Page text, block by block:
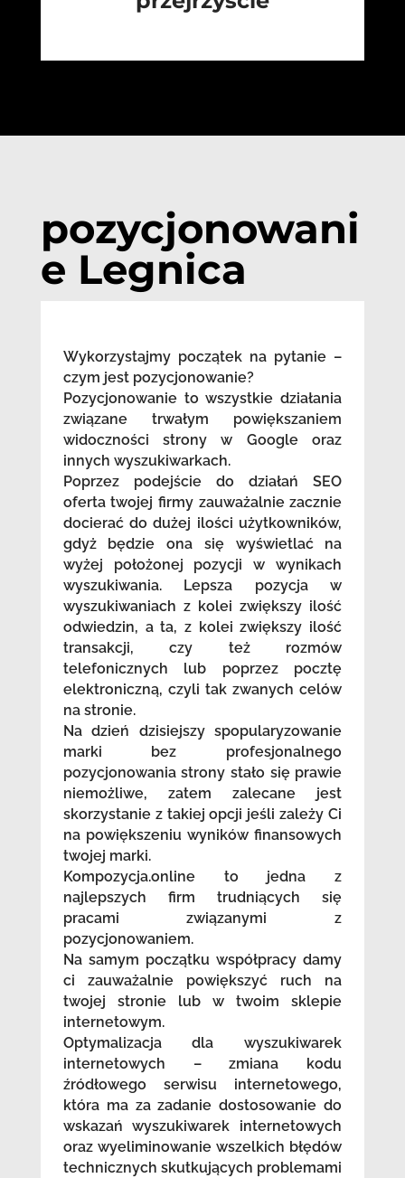
pozycjonowani
e Legnica
Wykorzystajmy początek na pytanie –
czym jest pozycjonowanie?
Pozycjonowanie to wszystkie działania
związane trwałym powiększaniem
widoczności strony w Google oraz
innych wyszukiwarkach.
Poprzez podejście do działań SEO
oferta twojej firmy zauważalnie zacznie
docierać do dużej ilości użytkowników,
gdyż będzie ona się wyświetlać na
wyżej położonej pozycji w wynikach
wyszukiwania. Lepsza pozycja w
wyszukiwaniach z kolei zwiększy ilość
odwiedzin, a ta, z kolei zwiększy ilość
transakcji, czy też rozmów
telefonicznych lub poprzez pocztę
elektroniczną, czyli tak zwanych celów
na stronie.
Na dzień dzisiejszy spopularyzowanie
marki bez profesjonalnego
pozycjonowania strony stało się prawie
niemożliwe, zatem zalecane jest
skorzystanie z takiej opcji jeśli zależy Ci
na powiększeniu wyników finansowych
twojej marki.
Kompozycja.online to jedna z
najlepszych firm trudniących się
pracami związanymi z
pozycjonowaniem.
Na samym początku współpracy damy
ci zauważalnie powiększyć ruch na
twojej stronie lub w twoim sklepie
internetowym.
Optymalizacja dla wyszukiwarek
internetowych – zmiana kodu
źródłowego serwisu internetowego,
która ma za zadanie dostosowanie do
wskazań wyszukiwarek internetowych
oraz wyeliminowanie wszelkich błędów
technicznych skutkujących problemami